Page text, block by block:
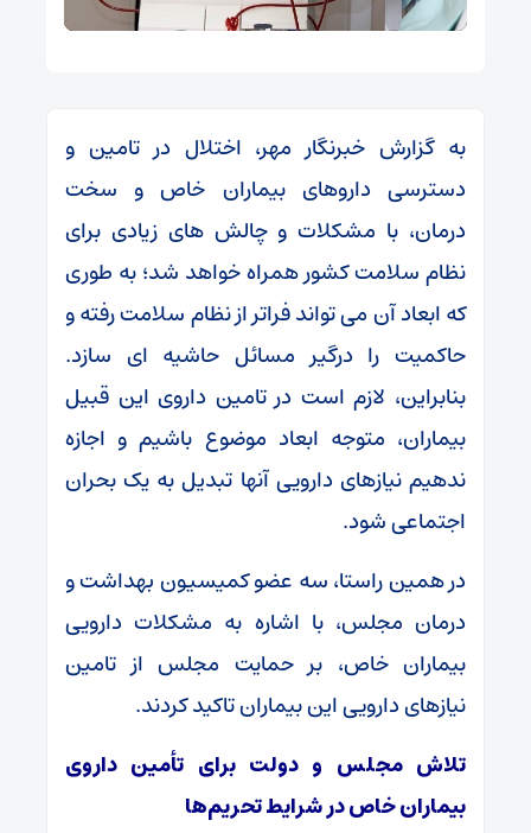
به گزارش خبرنگار مهر، اختلال در تامین و
دسترسی داروهای بیماران خاص و سخت
درمان، با مشکلات و چالش های زیادی برای
نظام سلامت کشور همراه خواهد شد؛ به طوری
که ابعاد آن می تواند فراتر از نظام سلامت رفته و
حاکمیت را درگیر مسائل حاشیه ای سازد.
بنابراین، لازم است در تامین داروی این قبیل
بیماران، متوجه ابعاد موضوع باشیم و اجازه
ندهیم نیازهای دارویی آنها تبدیل به یک بحران
اجتماعی شود.
در همین راستا، سه عضو کمیسیون بهداشت و
درمان مجلس، با اشاره به مشکلات دارویی
بیماران خاص، بر حمایت مجلس از تامین
نیازهای دارویی این بیماران تاکید کردند.
تلاش مجلس و دولت برای تأمین داروی
بیماران خاص در شرایط تحریم‌ها